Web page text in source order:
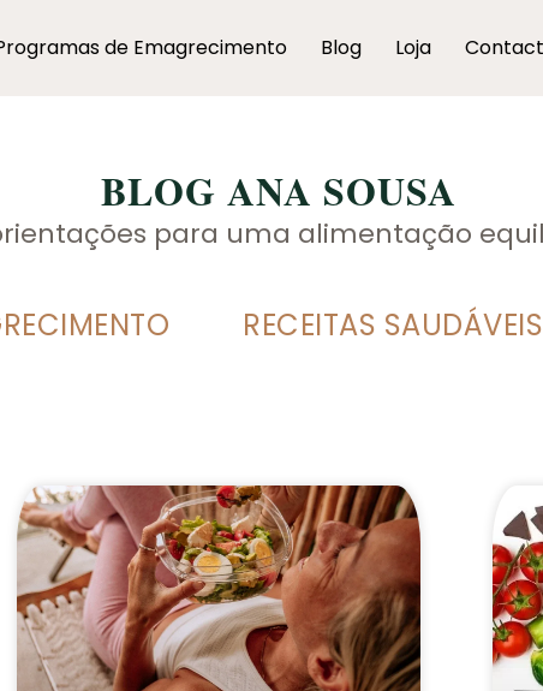
de Emagrecimento Blog Loja
BLOG ANA SOUSA
para uma alimentação
RECEITAS SAUDÁVEIS